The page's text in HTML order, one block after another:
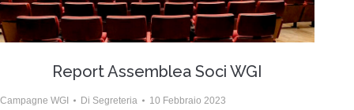
Report Assemblea Soci WGI
Campagne WGI Di Segreteria 10 Febbraio 2023